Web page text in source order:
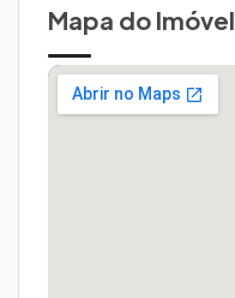
Mapa do Imóvel